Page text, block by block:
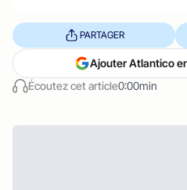
Écoutez cet article0:00min
PARTAGER
Ajouter Atlantico